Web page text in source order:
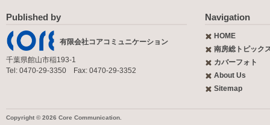
Published by
有限会社コアコミュニケーション
千葉県館山市稲193-1
Tel: 0470-29-3350 Fax: 0470-29-3352
Navigation
HOME
南房総トピック
カバーフォト
About Us
Sitemap
Copyright © 2026 Core Communication.